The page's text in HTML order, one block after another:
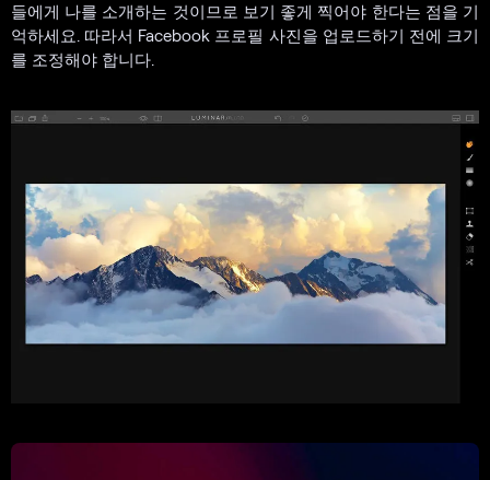
들에게 나를 소개하는 것이므로 보기 좋게 찍어야 한다는 점을 기
억하세요. 따라서 Facebook 프로필 사진을 업로드하기 전에 크기
를 조정해야 합니다.